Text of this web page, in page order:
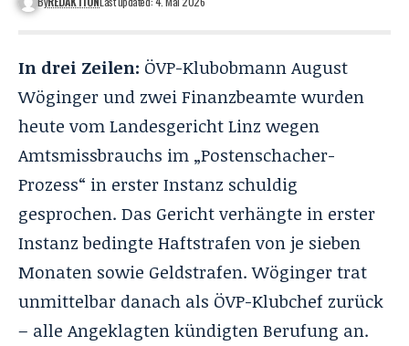
In drei Zeilen: ÖVP-Klubobmann August
Wöginger und zwei Finanzbeamte wurden
heute vom Landesgericht Linz wegen
Amtsmissbrauchs im „Postenschacher-
Prozess“ in erster Instanz schuldig
gesprochen. Das Gericht verhängte in erster
Instanz bedingte Haftstrafen von je sieben
Monaten sowie Geldstrafen. Wöginger trat
unmittelbar danach als ÖVP-Klubchef zurück
– alle Angeklagten kündigten Berufung an.